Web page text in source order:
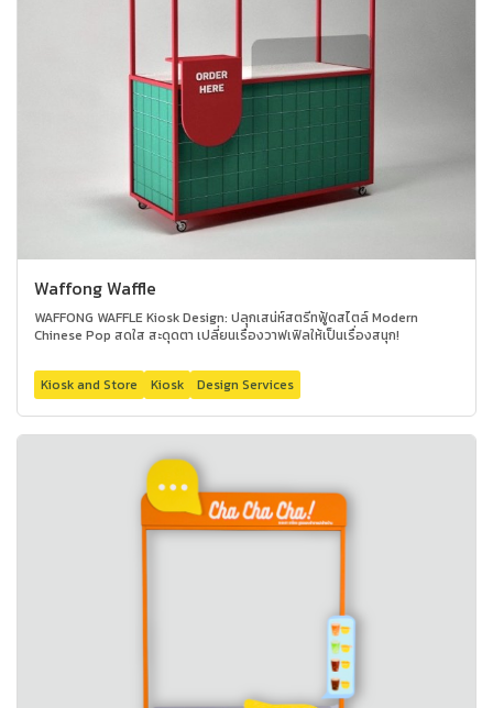
Waffong Waffle
WAFFONG WAFFLE Kiosk Design: ปลุกเสน่ห์สตรีทฟู้ดสไตล์ Modern
Chinese Pop สดใส สะดุดตา เปลี่ยนเรื่องวาฟเฟิลให้เป็นเรื่องสนุก!
Kiosk and Store Kiosk Design Services